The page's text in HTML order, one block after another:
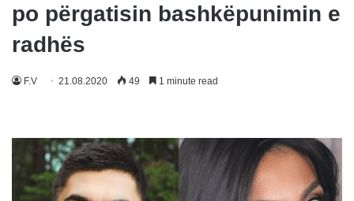
po përgatisin bashkëpunimin e
radhës
F.V 21.08.2020 49 1 minute read